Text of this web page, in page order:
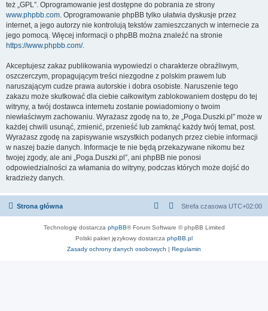
też „GPL”. Oprogramowanie jest dostępne do pobrania ze strony
www.phpbb.com. Oprogramowanie phpBB tylko ułatwia dyskusje przez
internet, a jego autorzy nie kontrolują tekstów zamieszczanych w internecie za
jego pomocą. Więcej informacji o phpBB można znaleźć na stronie
https://www.phpbb.com/.
Akceptujesz zakaz publikowania wypowiedzi o charakterze obraźliwym,
oszczerczym, propagującym treści niezgodne z polskim prawem lub
naruszającym cudze prawa autorskie i dobra osobiste. Naruszenie tego
zakazu może skutkować dla ciebie całkowitym zablokowaniem dostępu do tej
witryny, a twój dostawca internetu zostanie powiadomiony o twoim
niewłaściwym zachowaniu. Wyrażasz zgodę na to, że „Poga.Duszki.pl” może w
każdej chwili usunąć, zmienić, przenieść lub zamknąć każdy twój temat, post.
Wyrażasz zgodę na zapisywanie wszystkich podanych przez ciebie informacji
w naszej bazie danych. Informacje te nie będą przekazywane nikomu bez
twojej zgody, ale ani „Poga.Duszki.pl”, ani phpBB nie ponosi
odpowiedzialności za włamania do witryny, podczas których może dojść do
kradzieży danych.
Strona główna Strefa czasowa UTC+02:00
Technologię dostarcza phpBB® Forum Software © phpBB Limited
Polski pakiet językowy dostarcza phpBB.pl
Zasady ochrony danych osobowych | Regulamin